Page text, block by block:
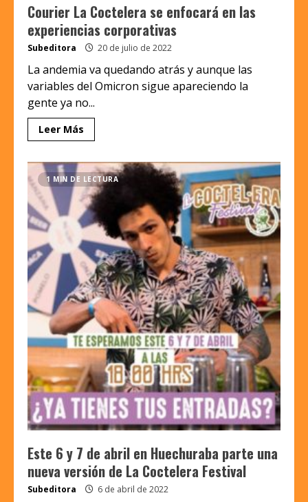
Courier La Coctelera se enfocará en las
experiencias corporativas
Subeditora 20 de julio de 2022
La andemia va quedando atrás y aunque las
variables del Omicron sigue apareciendo la
gente ya no...
Leer Más
1 MIN DE LECTURA
Este 6 y 7 de abril en Huechuraba parte una
nueva versión de La Coctelera Festival
Subeditora 6 de abril de 2022